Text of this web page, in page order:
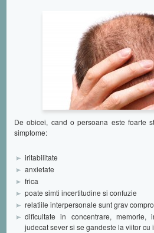
De obicei, cand o persoana este foarte
simptome:
iritabilitate
anxietate
frica
poate simti incertitudine si confuzie
relatiile interpersonale sunt grav
dificultate in concentrare, memorie,
judecat sever si se gandeste la viitor cu